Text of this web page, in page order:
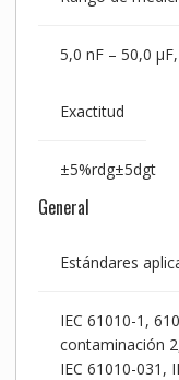
5,0 nF – 50,0
Exactitud
±5%rdg±5dgt
General
Estándares
IEC 61010-1,
contaminación
IEC 61010-031,